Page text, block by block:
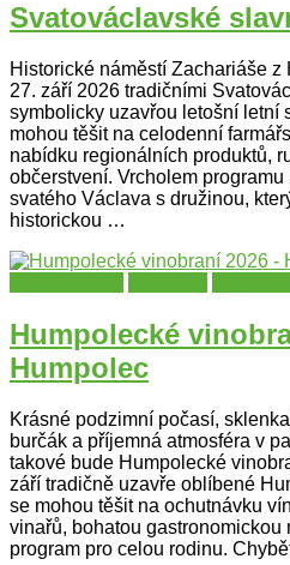
Svatováclavské
Historické náměstí Zachariáše
27. září 2026 tradičními
symbolicky uzavřou letošní letní
mohou těšit na celodenní
nabídku regionálních produktů,
občerstvení. Vrcholem
svatého Václava s družinou,
historickou …
Humpolecké
Humpolec
Krásné podzimní počasí,
burčák a příjemná atmosféra v
takové bude Humpolecké
září tradičně uzavře oblíbené
se mohou těšit na ochutnávku
vinařů, bohatou
program pro celou rodinu.